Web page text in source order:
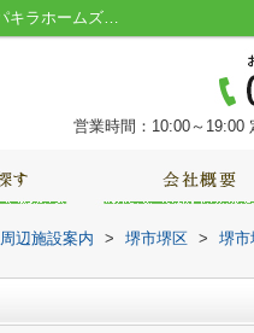
ドラッグセイムス堺大小路店情報ページ｜堺市の一人暮らし・ファミリー向け賃貸｜パキラホームズ 株式会社和泉不動産
営業時間：10:00～19:00
周辺施設案内 > 堺市堺区 > 堺市